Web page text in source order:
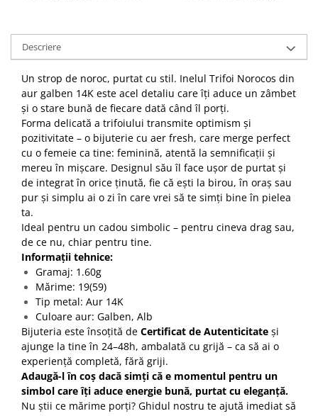
Descriere
Un strop de noroc, purtat cu stil. Inelul Trifoi Norocos din
aur galben 14K este acel detaliu care îți aduce un zâmbet
și o stare bună de fiecare dată când îl porți.
Forma delicată a trifoiului transmite optimism și
pozitivitate – o bijuterie cu aer fresh, care merge perfect
cu o femeie ca tine: feminină, atentă la semnificații și
mereu în mișcare. Designul său îl face ușor de purtat și
de integrat în orice ținută, fie că ești la birou, în oraș sau
pur și simplu ai o zi în care vrei să te simți bine în pielea
ta.
Ideal pentru un cadou simbolic – pentru cineva drag sau,
de ce nu, chiar pentru tine.
Informații tehnice:
Gramaj: 1.60g
Mărime: 19(59)
Tip metal: Aur 14K
Culoare aur: Galben, Alb
Bijuteria este însoțită de Certificat de Autenticitate și
ajunge la tine în 24–48h, ambalată cu grijă – ca să ai o
experiență completă, fără griji.
Adaugă-l în coș dacă simți că e momentul pentru un
simbol care îți aduce energie bună, purtat cu eleganță.
Nu știi ce mărime porți? Ghidul nostru te ajută imediat să